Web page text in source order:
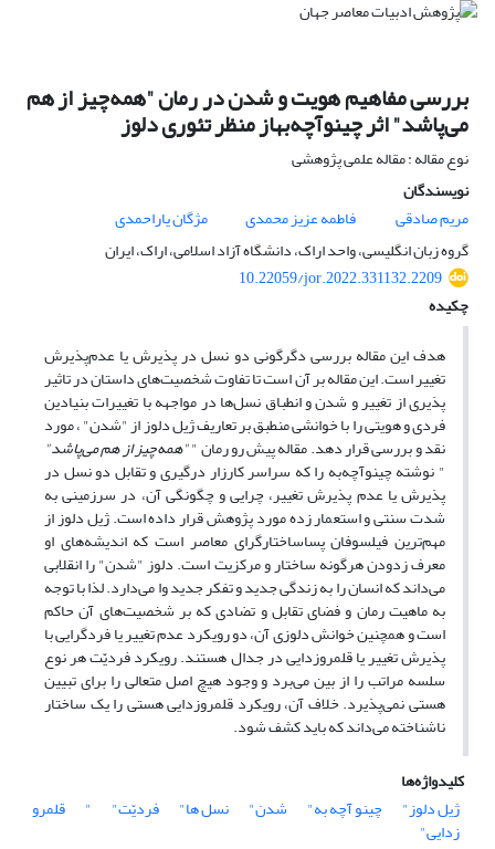
بررسی مفاهیم هویت و شدن در رمان "همه‌چیز از هم
می‌پاشد" اثر چینوآچه‌بهاز منظر تئوری دلوز
نوع مقاله : مقاله علمی پژوهشی
نویسندگان
مریم صادقی
فاطمه عزیز محمدی
مژگان یاراحمدی
گروه زبان انگلیسی، واحد اراک، دانشگاه آزاد اسلامی، اراک، ایران
10.22059/jor.2022.331132.2209
چکیده
هدف این مقاله بررسی دگرگونی دو نسل در پذیرش یا عدم‌پذیرش
تغییر است. این مقاله بر آن است تا تفاوت شخصیت‌های داستان در تاثیر
پذیری از تغییر و شدن و انطباق نسل‌ها در مواجهه با تغییرات بنیادین
فردی و هویتی را با خوانشی منطبق بر تعاریف ژیل دلوز از "شدن" ، مورد
نقد و بررسی قرار دهد. مقاله پیش رو رمان ""همه‌چیز از هم می‌پاشد"
" نوشته چینوآچه‌به را که سراسر کارزار درگیری و تقابل دو نسل در
پذیرش یا عدم پذیرش تغییر، چرایی و چگونگی آن، در سرزمینی به
شدت سنتی و استعمار زده مورد پژوهش قرار داده است. ژیل دلوز از
مهم‌ترین فیلسوفان پساساختارگرای معاصر است که اندیشه‌های او
معرف زدودن هرگونه ساختار و مرکزیت است. دلوز "شدن" را انقلابی
می‌داند که انسان را به زندگی جدید و تفکر جدید وا می‌دارد. لذا با توجه
به ماهیت رمان و فضای تقابل و تضادی که بر شخصیت‌های آن حاکم
است و همچنین خوانش دلوزی آن، دو رویکرد عدم تغییر یا فردگرایی با
پذیرش تغییر یا قلمروزدایی در جدال هستند. رویکرد فردیّت هر نوع
سلسه مراتب را از بین می‌برد و وجود هیچ اصل متعالی را برای تبیین
هستی نمی‌پذیرد. خلاف آن، رویکرد قلمروزدایی هستی را یک ساختار
ناشناخته می‌داند که باید کشف شود.
کلیدواژه‌ها
ژیل دلوز"
چینو آچه به" شدن" نسل ها" فردیّت" " قلمرو
زدایی"